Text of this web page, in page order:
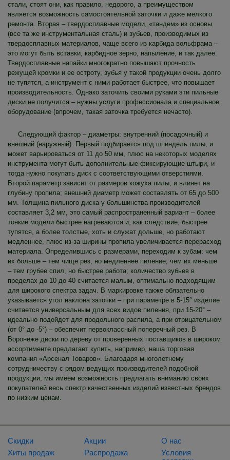
стали, стоят они, как правило, недорого, а преимуществом
является возможность самостоятельной заточки и даже мелкого
ремонта. Вторая – твердосплавные модели, «тандем» из основы
(все та же инструментальная сталь) и зубьев, производимых из
твердосплавных материалов, чаще всего из карбида вольфрама –
это могут быть вставки, карбидное зерно, напыление, и так далее.
Твердосплавные напайки многократно повышают прочность
режущей кромки и ее остроту, зубья у такой продукции очень долго
не тупятся, а инструмент с ними работает быстрее, что повышает
производительность. Однако заточить своими руками эти пильные
диски не получится – нужны услуги профессионала и специальное
оборудование (впрочем, такая заточка требуется нечасто).
Следующий фактор – диаметры: внутренний (посадочный) и
внешний (наружный). Первый подбирается под шпиндель пилы, и
может варьироваться от 11 до 50 мм, плюс на некоторых моделях
инструмента могут быть дополнительные фиксирующие штыри, и
тогда нужно покупать диск с соответствующими отверстиями.
Второй параметр зависит от размеров кожуха пилы, и влияет на
глубину пропила; внешний диаметр может составлять от 65 до 500
мм. Толщина пильного диска у большинства производителей
составляет 3,2 мм, это самый распространенный вариант – более
тонкие модели быстрее нагреваются и, как следствие, быстрее
тупятся, а более толстые, хоть и служат дольше, но работают
медленнее, плюс из-за ширины пропила увеличивается перерасход
материала. Определившись с размерами, переходим к зубам: чем
их больше – тем чище рез, но медленнее пиление, чем их меньше
– тем грубее спил, но быстрее работа; количество зубьев в
пределах до 10 до 40 считается малым, оптимально подходящим
для широкого спектра задач. В маркировке также обязательно
указывается угол наклона заточки – при параметре в 5-15° изделие
считается универсальным для всех видов пиления, при 15-20° –
идеально подойдет для продольного распила, а при отрицательном
(от 0° до -5°) – обеспечит первоклассный поперечный рез. В
Воронеже диски по дереву от проверенных поставщиков в широком
ассортименте предлагает купить, например, наша торговая
компания «Арсенал Товаров». Благодаря многолетнему
сотрудничеству с рядом ведущих производителей подобной
продукции, мы имеем возможность предлагать вниманию своих
покупателей весь спектр качественных изделий известных брендов
по низким ценам.
Скидки
Хиты продаж
Акции
Распродажа
О нас
Условия